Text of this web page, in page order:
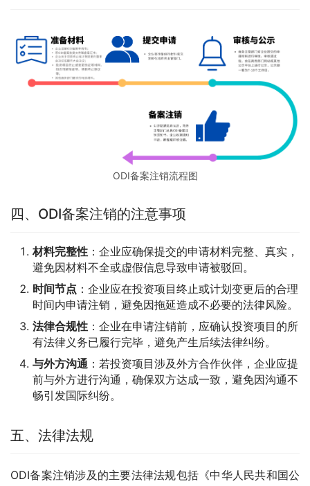
ODI备案注销流程图
四、ODI备案注销的注意事项
材料完整性 ：企业应确保提交的申请材料完整、真实，
避免因材料不全或虚假信息导致申请被驳回。
时间节点 ：企业应在投资项目终止或计划变更后的合理
时间内申请注销，避免因拖延造成不必要的法律风险。
法律合规性 ：企业在申请注销前，应确认投资项目的所
有法律义务已履行完毕，避免产生后续法律纠纷。
与外方沟通 ：若投资项目涉及外方合作伙伴，企业应提
前与外方进行沟通，确保双方达成一致，避免因沟通不
畅引发国际纠纷。
五、法律法规
ODI备案注销涉及的主要法律法规包括《中华人民共和国公